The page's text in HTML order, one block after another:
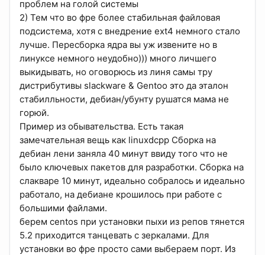
проблем на голой системы
2) Тем что во фре более стабильная файловая
подсистема, хотя с внедрение ext4 немного стало
лучше. Пересборка ядра вы уж извените но в
линуксе немного неудобно))) много личшего
выкидывать, но оговорюсь из линя самы тру
дистрибутивы slackware & Gentoo это да эталон
стабилльности, дебиан/убунту рушатся мама не
горюй.
Пример из обывательства. Есть такая
замечательная вещь как linuxdcpp Сборка на
дебиан лени заняла 40 минут ввиду того что не
было ключевых пакетов для разработки. Сборка на
слакваре 10 минут, идеально собралось и идеально
работало, на дебиане крошилось при работе с
большими файлами.
берем centos при установки пыхи из репов тянется
5.2 приходится танцевать с зеркалами. Для
установки во фре просто сами выбераем порт. Из